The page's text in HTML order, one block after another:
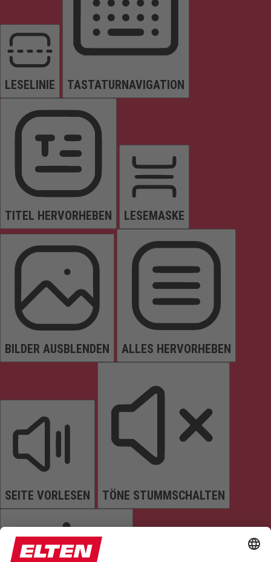
LESELINIE TASTATURNAVIGATION
TITEL HERVORHEBEN LESEMASKE
BILDER AUSBLENDEN ALLES HERVORHEBEN
SEITE VORLESEN TÖNE STUMMSCHALTEN